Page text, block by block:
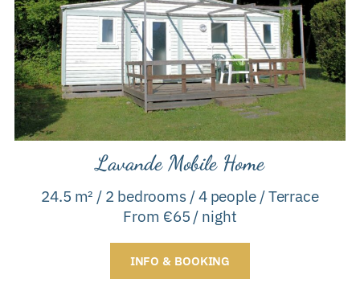
Lavande Mobile Home
24.5 m² / 2 bedrooms / 4 people / Terrace
From €65 / night
INFO & BOOKING